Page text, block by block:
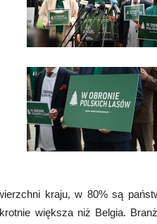
kraju, w 80% są
większa niż Belgia.